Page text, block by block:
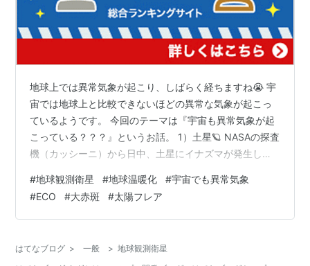
地球上では異常気象が起こり、しばらく経ちますね😭 宇
宙では地球上と比較できないほどの異常な気象が起こっ
ているようです。 今回のテーマは『宇宙も異常気象が起
こっている？？？』というお話。 1）土星🪐 NASAの探査
機（カッシーニ）から日中、土星にイナズマが発生して
ズマの力（そのボルト数やら凄い(*´ー｀*)感電すると非
常に危険であるが地球で発生するものの1万倍あるという
NASAからの情報があった🤭 太陽荒らしいとは？？？ 電
響が起こったことがある。 地波を乱すような太陽フレア
#地球観測衛星 #地球温暖化 #宇宙でも異常気象
#ECO #大赤斑 #太陽フレア
はてなブログ > 一般 > 地球観測衛星